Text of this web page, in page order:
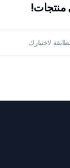
منتجات!
لاختيارك